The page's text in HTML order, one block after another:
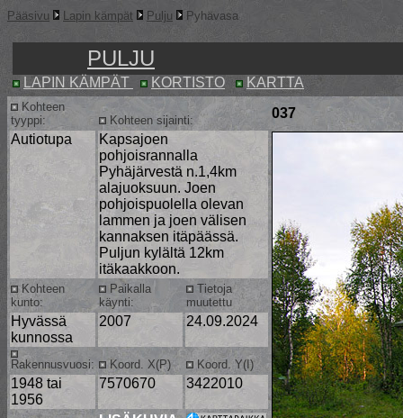
Pääsivu Lapin kämpät Pulju Pyhävasa
PULJU
LAPIN KÄMPÄT KORTISTO KARTTA
Kohteen
tyyppi:
Kohteen sijainti:
037
Autiotupa
Kapsajoen
pohjoisrannalla
Pyhäjärvestä n.1,4km
alajuoksuun. Joen
pohjoispuolella olevan
lammen ja joen välisen
kannaksen itäpäässä.
Puljun kylältä 12km
itäkaakkoon.
Kohteen
kunto:
Paikalla
käynti:
Tietoja
muutettu
Hyvässä
kunnossa
2007 24.09.2024
Rakennusvuosi: Koord. X(P) Koord. Y(I)
1948 tai
1956
7570670 3422010